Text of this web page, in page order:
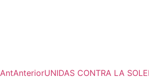
AntAnteriorUNIDAS CONTRA LA